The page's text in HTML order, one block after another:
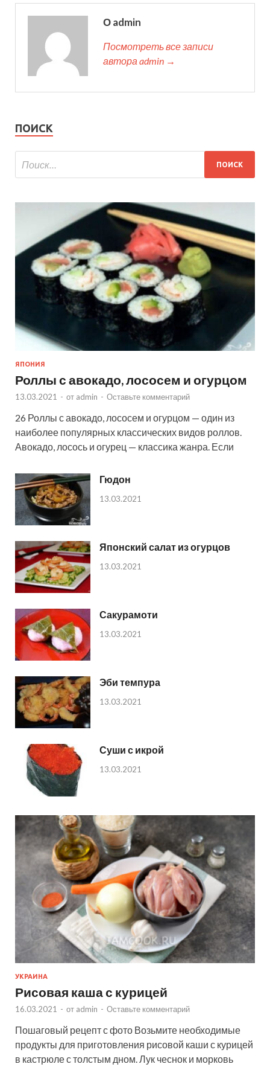
О admin
Посмотреть все записи
автора admin →
ПОИСК
ЯПОНИЯ
Роллы с авокадо, лососем и огурцом
13.03.2021 - от admin - Оставьте комментарий
26 Роллы с авокадо, лососем и огурцом — один из
наиболее популярных классических видов роллов.
Авокадо, лосось и огурец — классика жанра. Если
Гюдон
13.03.2021
Японский салат из огурцов
13.03.2021
Сакурамоти
13.03.2021
Эби темпура
13.03.2021
Суши с икрой
13.03.2021
УКРАИНА
Рисовая каша с курицей
16.03.2021 - от admin - Оставьте комментарий
Пошаговый рецепт с фото Возьмите необходимые
продукты для приготовления рисовой каши с курицей
в кастрюле с толстым дном. Лук чеснок и морковь